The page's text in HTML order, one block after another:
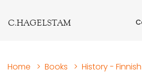
C.HAGELSTAM
Home > Books > History - Finnish